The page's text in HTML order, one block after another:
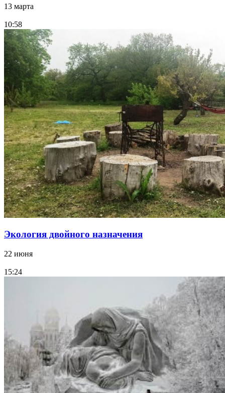
13 марта
10:58
Экология двойного назначения
22 июня
15:24